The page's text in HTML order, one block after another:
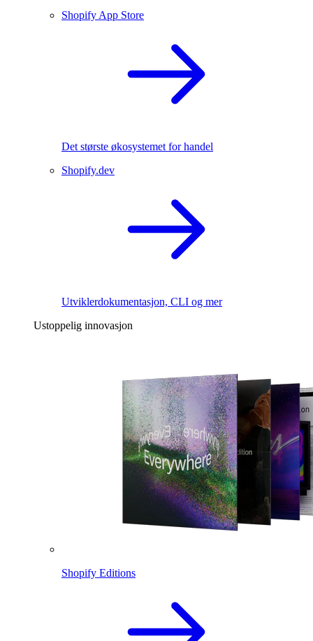
Shopify App Store
Det største økosystemet for handel
Shopify.dev
Utviklerdokumentasjon, CLI og mer
Ustoppelig innovasjon
Shopify Editions